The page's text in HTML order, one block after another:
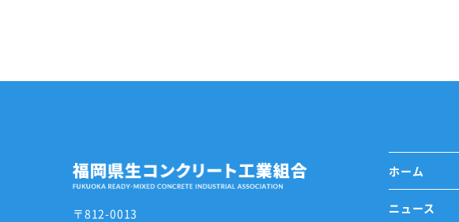
〒812-0013
ホーム
ニュース